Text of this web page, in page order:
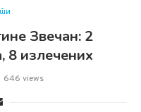
Звечан: 2
8 излечених
646 views